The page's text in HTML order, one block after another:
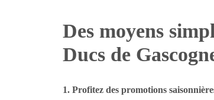
Des moyens
Ducs de
1. Profitez des promotions